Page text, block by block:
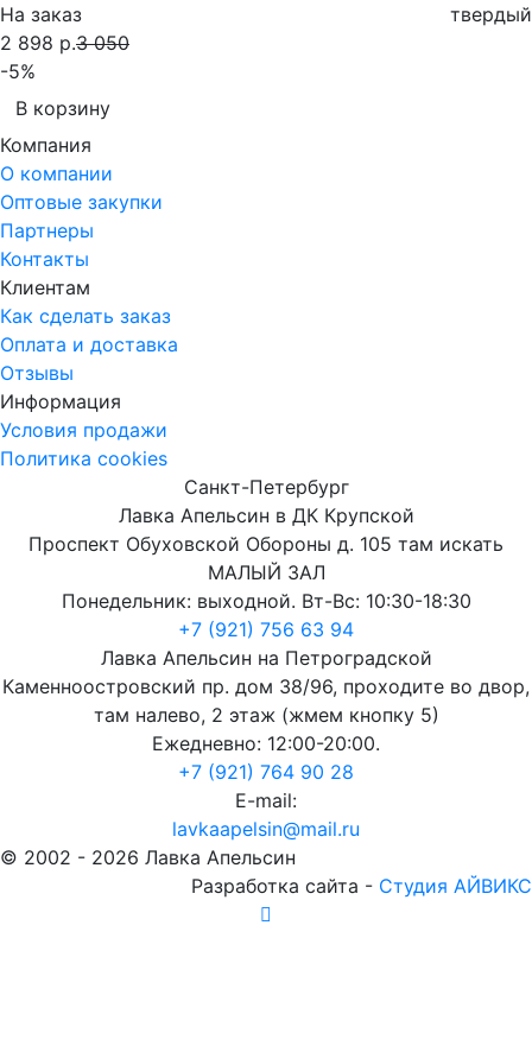
На заказ
твердый
2 898 р.3 050
-5%
В корзину
Компания
О компании
Оптовые закупки
Партнеры
Контакты
Клиентам
Как сделать заказ
Оплата и доставка
Отзывы
Информация
Условия продажи
Политика cookies
Санкт-Петербург
Лавка Апельсин в ДК Крупской
Проспект Обуховской Обороны д. 105 там искать
МАЛЫЙ ЗАЛ
Понедельник: выходной. Вт-Вс: 10:30-18:30
+7 (921) 756 63 94
Лавка Апельсин на Петроградской
Каменноостровский пр. дом 38/96, проходите во двор,
там налево, 2 этаж (жмем кнопку 5)
Ежедневно: 12:00-20:00.
+7 (921) 764 90 28
E-mail:
lavkaapelsin@mail.ru
© 2002 - 2026 Лавка Апельсин
Разработка сайта - Студия АЙВИКС